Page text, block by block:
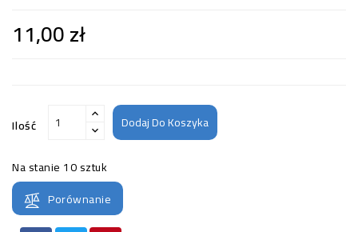
11,00 zł
Ilość Dodaj Do Koszyka
Na stanie 10 sztuk
Porównanie